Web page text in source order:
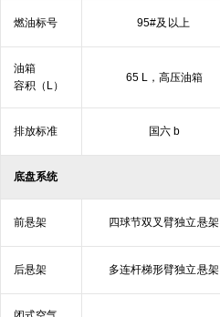
燃油标号 95#及 以上
油箱
容积（L）
65 L，高压油箱
排放标准 国六 b
底盘系统
前悬架 四球节双叉臂独立悬⁠架
后悬架 多连杆梯形臂独立悬⁠架